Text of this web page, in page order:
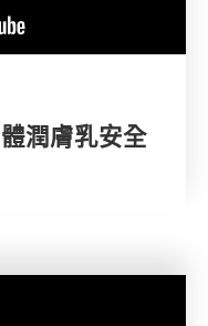
潤膚乳安全